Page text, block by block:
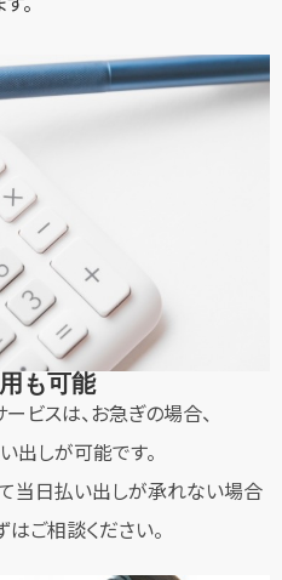
も可能
ビスは、お急ぎの場合、
出しが可能です。
当日払い出しが承れない場合
はご相談ください。